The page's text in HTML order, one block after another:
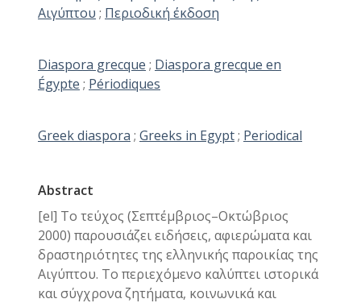
Αιγύπτου ; Περιοδική έκδοση
Diaspora grecque ; Diaspora grecque en
Égypte ; Périodiques
Greek diaspora ; Greeks in Egypt; Periodical
Abstract
[el] Το τεύχος (Σεπτέμβριος–Οκτώβριος
2000) παρουσιάζει ειδήσεις, αφιερώματα και
δραστηριότητες της ελληνικής παροικίας της
Αιγύπτου. Το περιεχόμενο καλύπτει ιστορικά
και σύγχρονα ζητήματα, κοινωνικά και